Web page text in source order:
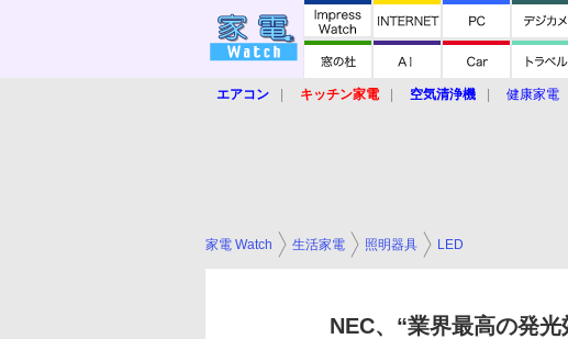
エアコン キッチン家電 空気清浄機 健康家電
家電 Watch 生活家電 照明器具 LED
NEC、“業界最高の発